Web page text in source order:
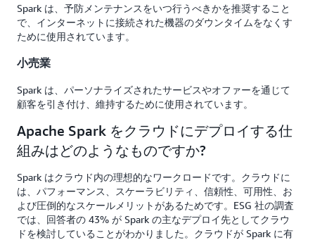
Spark は、予防メンテナンスをいつ行うべきかを推奨すること
で、インターネットに接続された機器のダウンタイムをなくす
ために使用されています。
小売業
Spark は、パーソナライズされたサービスやオファーを通じて
顧客を引き付け、維持するために使用されています。
Apache Spark をクラウドにデプロイする仕
組みはどのようなものですか?
Spark はクラウド内の理想的なワークロードです。クラウドに
は、パフォーマンス、スケーラビリティ、信頼性、可用性、お
よび圧倒的なスケールメリットがあるためです。ESG 社の調査
では、回答者の 43% が Spark の主なデプロイ先としてクラウ
ドを検討していることがわかりました。クラウドが Spark に有